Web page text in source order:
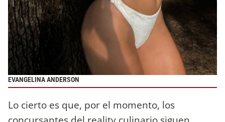
EVANGELINA ANDERSON
Lo cierto es que, por el momento, los